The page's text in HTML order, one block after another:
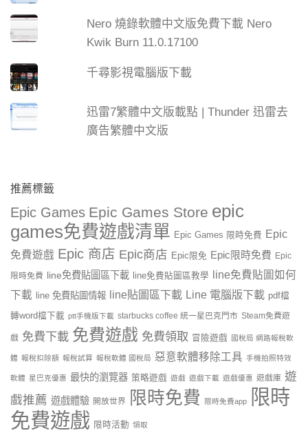
Nero 燒錄軟體中文版免費下載 Nero
Kwik Burn 11.0.17100
千尋影視電腦版下載
迅雷7繁體中文版載點 | Thunder 迅雷去
廣告繁體中文版
推薦標籤
Epic Games Epic Games Store epic
games免費遊戲清單 Epic Games 限時免費 Epic
免費遊戲 Epic 商店 Epic商店 Epic限免 Epic限時免費 Epic
限時免費 line免費貼圖區下載 line免費貼圖區教學
line免費貼圖如何
下載
line 免費貼圖情報 line貼圖區下載 Line 電腦版下載 pdf檔
轉word檔下載 ptt手機版下載 starbucks coffee 統一星巴克門市 Steam免費遊
戲 免費下載 免費遊戲 免費領取 冒險遊戲 國稅局 網路報稅軟
體 報稅扣除額 報稅試算 報稅軟體 國稅局 惡意軟體移除工具 手機拍照特效
軟體 星巴克優惠 最快的瀏覽器 策略遊戲 遊戲 遊戲下載 遊戲優惠 遊戲庫 遊
戲推薦 遊戲體驗 開放世界 限時免費 限時免費app
限時
免費遊戲 限時活動 領取